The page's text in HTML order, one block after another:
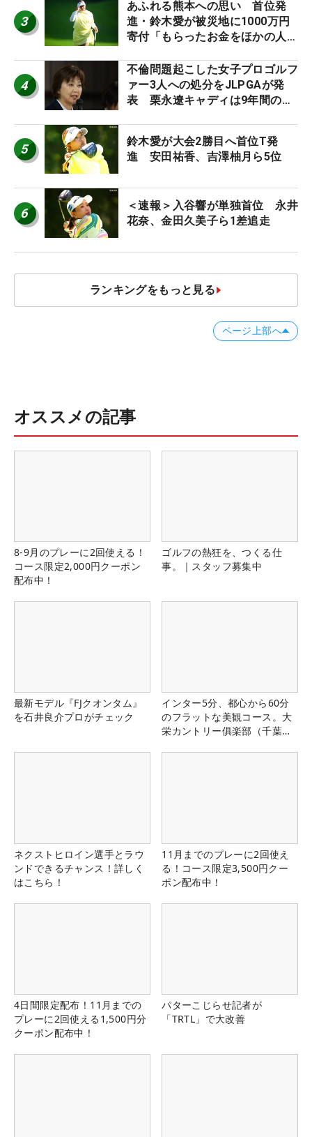
3
あふれる熊本への思い 首位発
進・鈴木愛が被災地に1000万円
寄付「もらったお金をほかの人
4
不倫問題起こした女子プロゴルフ
ァー3人への処分をJLPGAが発
表 栗永遼キャディは9年間の立
5
鈴木愛が大会2勝目へ首位T発
進 安田祐香、吉澤柚月ら5位
6
＜速報＞入谷響が単独首位 永井
花奈、金田久美子ら1差追走
ランキングをもっと見る
ページ上部へ
オススメの記事
8-9月のプレーに2回使える！
コース限定2,000円クーポン
配布中！
ゴルフの熱狂を、つくる仕
事。｜スタッフ募集中
最新モデル『FJクオンタム』
を石井良介プロがチェック
インター5分、都心から60分
のフラットな美観コース。大
栄カントリー俱楽部（千葉
ネクストヒロイン選手とラウ
ンドできるチャンス！詳しく
はこちら！
11月までのプレーに2回使え
る！コース限定3,500円クー
ポン配布中！
4日間限定配布！11月までの
プレーに2回使える1,500円分
クーポン配布中！
パターこじらせ記者が
「TRTL」で大改善